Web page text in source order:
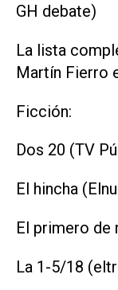
GH debate)
La lista
Martín Fierro
Ficción:
Dos 20 (TV
El hincha
El primero de
La 1-5/18